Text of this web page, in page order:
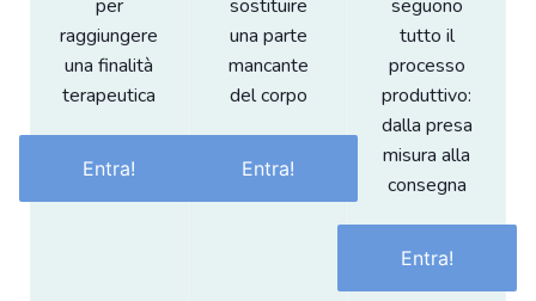
per
raggiungere
una finalità
terapeutica
Entra!
sostituire
una parte
mancante
del corpo
Entra!
seguono
tutto il
processo
produttivo:
dalla presa
misura alla
consegna
Entra!